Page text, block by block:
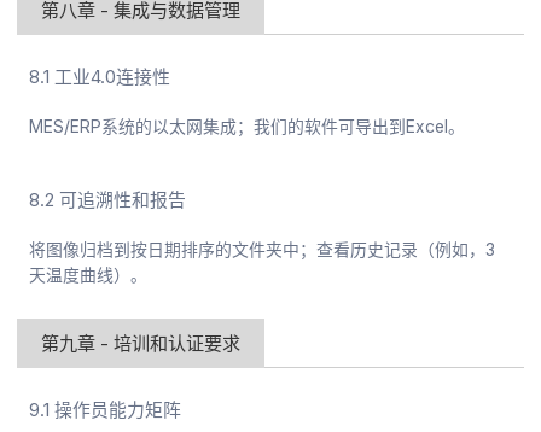
第八章 - 集成与数据管理
8.1 工业4.0连接性
MES/ERP系统的以太网集成；我们的软件可导出到Excel。
8.2 可追溯性和报告
将图像归档到按日期排序的文件夹中；查看历史记录（例如，3
天温度曲线）。
第九章 - 培训和认证要求
9.1 操作员能力矩阵